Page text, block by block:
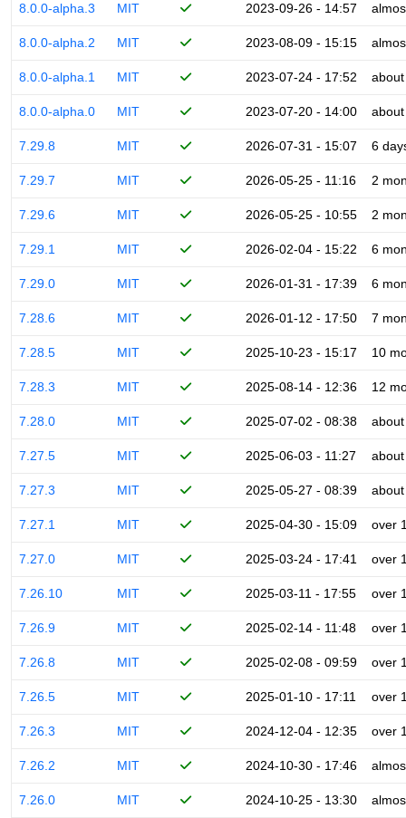
8.0.0-alpha.3 MIT 2023-09-26 - 14:57
8.0.0-alpha.2 MIT 2023-08-09 - 15:15
8.0.0-alpha.1 MIT 2023-07-24 - 17:52
8.0.0-alpha.0 MIT 2023-07-20 - 14:00
7.29.8 MIT 2026-07-31 - 15:07 6
7.29.7 MIT 2026-05-25 - 11:16 2
7.29.6 MIT 2026-05-25 - 10:55 2
7.29.1 MIT 2026-02-04 - 15:22 6
7.29.0 MIT 2026-01-31 - 17:39 6
7.28.6 MIT 2026-01-12 - 17:50 7
7.28.5 MIT 2025-10-23 - 15:17 10
7.28.3 MIT 2025-08-14 - 12:36 12
7.28.0 MIT 2025-07-02 - 08:38
7.27.5 MIT 2025-06-03 - 11:27
7.27.3 MIT 2025-05-27 - 08:39
7.27.1 MIT 2025-04-30 - 15:09 over
7.27.0 MIT 2025-03-24 - 17:41 over
7.26.10 MIT 2025-03-11 - 17:55 over
7.26.9 MIT 2025-02-14 - 11:48 over
7.26.8 MIT 2025-02-08 - 09:59 over
7.26.5 MIT 2025-01-10 - 17:11 over
7.26.3 MIT 2024-12-04 - 12:35 over
7.26.2 MIT 2024-10-30 - 17:46
7.26.0 MIT 2024-10-25 - 13:30